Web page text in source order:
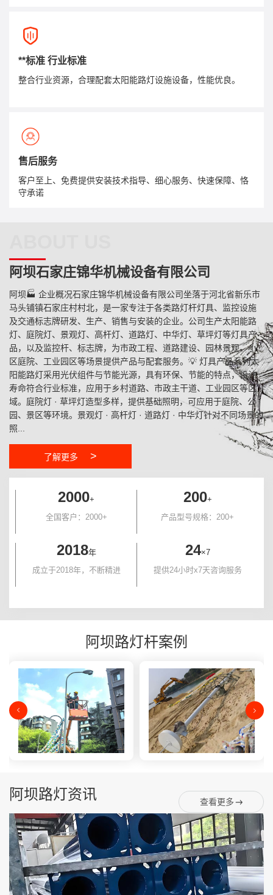
**标准 行业标准
整合行业资源，合理配套太阳能路灯设施设备，性能优良。
售后服务
客户至上、免费提供安装技术指导、细心服务、快速保障、恪
守承诺
阿坝石家庄锦华机械设备有限公司
阿坝🏭 企业概况石家庄锦华机械设备有限公司坐落于河北省新乐市
马头铺镇石家庄村村北，是一家专注于各类路灯杆灯具、监控设施
及交通标志牌研发、生产、销售与安装的企业。公司生产太阳能路
灯、庭院灯、景观灯、高杆灯、道路灯、中华灯、草坪灯等灯具产
品，以及监控杆、标志牌，为市政工程、道路建设、园林景观、小
区庭院、工业园区等场景提供产品与配套服务。💡 灯具产品系列太
阳能路灯采用光伏组件与节能光源，具有环保、节能的特点，设计
寿命符合行业标准，应用于乡村道路、市政主干道、工业园区等区
域。庭院灯 · 草坪灯造型多样，提供基础照明，可应用于庭院、公
园、景区等环境。景观灯 · 高杆灯 · 道路灯 · 中华灯针对不同场景的
照...
了解更多 >
2000+
全国客户：2000+
200+
产品型号规格：200+
2018年
成立于2018年，不断精进
24×7
提供24小时x7天咨询服务
阿坝路灯杆案例
阿坝路灯资讯 查看更多